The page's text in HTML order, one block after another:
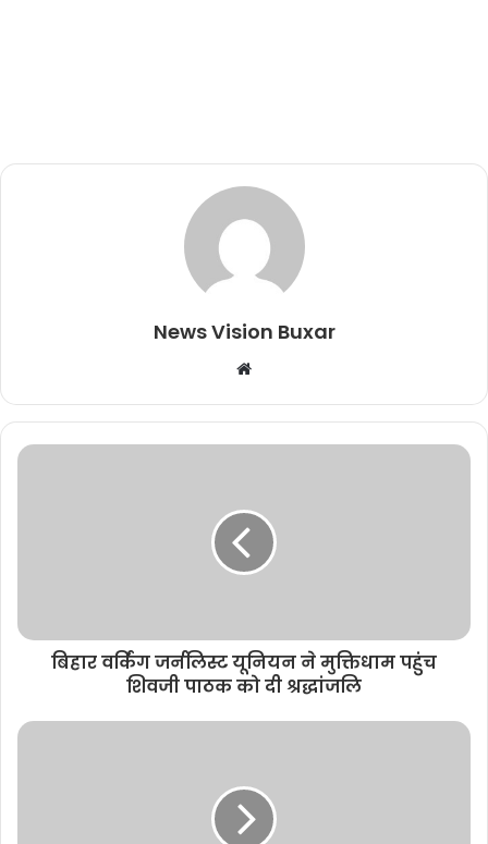
News Vision Buxar
b
s
e
बिहार वर्किंग जर्नलिस्ट यूनियन ने मुक्तिधाम पहुंच
शिवजी पाठक को दी श्रद्धांजलि